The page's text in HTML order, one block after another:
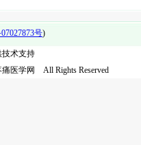
号)
技术支持
医学网 All Rights Reserved